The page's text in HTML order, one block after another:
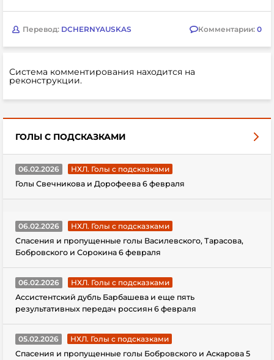
Перевод: DCHERNYAUSKAS Комментарии: 0
Система комментирования находится на
реконструкции.
ГОЛЫ С ПОДСКАЗКАМИ
06.02.2026
НХЛ. Голы с подсказками
Голы Свечникова и Дорофеева 6 февраля
06.02.2026
НХЛ. Голы с подсказками
Спасения и пропущенные голы Василевского, Тарасова,
Бобровского и Сорокина 6 февраля
06.02.2026
НХЛ. Голы с подсказками
Ассистентский дубль Барбашева и еще пять
результативных передач россиян 6 февраля
05.02.2026
НХЛ. Голы с подсказками
Спасения и пропущенные голы Бобровского и Аскарова 5